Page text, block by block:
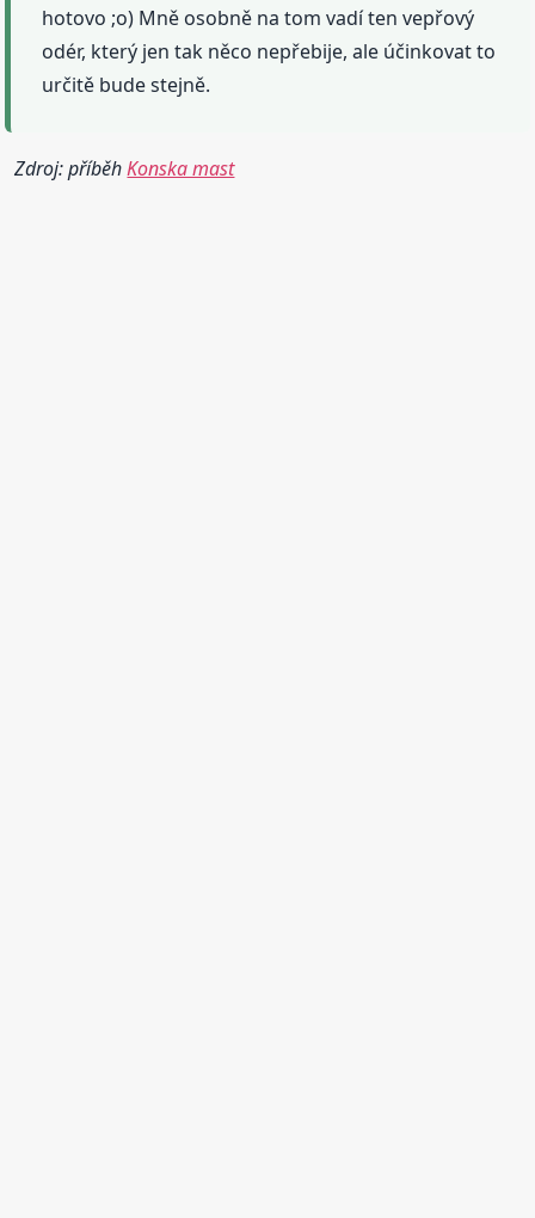
hotovo ;o) Mně osobně na tom vadí ten vepřový
odér, který jen tak něco nepřebije, ale účinkovat to
určitě bude stejně.
Zdroj: příběhKonska mast